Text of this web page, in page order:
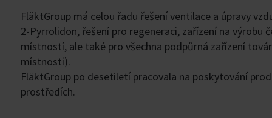
FläktGroup má celou řadu řešení ventilace a úpravy
2-Pyrrolidon, řešení pro regeneraci, zařízení na výrobu
místností, ale také pro všechna podpůrná zařízení
místnosti).
FläktGroup po desetiletí pracovala na poskytování
prostředích.